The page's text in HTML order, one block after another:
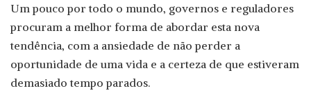
Um pouco por todo o mundo, governos e reguladores
procuram a melhor forma de abordar esta nova
tendência, com a ansiedade de não perder a
oportunidade de uma vida e a certeza de que estiveram
demasiado tempo parados.